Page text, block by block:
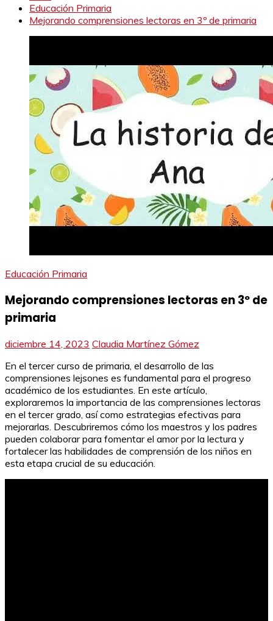
Educación Primaria
Mejorando comprensiones lectoras en 3º de primaria
Educación Primaria
Mejorando comprensiones lectoras en 3º de
primaria
diciembre 14, 2023 Claudia Martínez Gómez
En el tercer curso de primaria, el desarrollo de las
comprensiones lejsones es fundamental para el progreso
académico de los estudiantes. En este artículo,
exploraremos la importancia de las comprensiones lectoras
en el tercer grado, así como estrategias efectivas para
mejorarlas. Descubriremos cómo los maestros y los padres
pueden colaborar para fomentar el amor por la lectura y
fortalecer las habilidades de comprensión de los niños en
esta etapa crucial de su educación.